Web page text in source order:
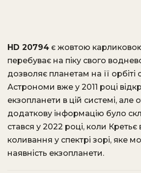
HD 20794 є жовтою
перебуває на піку свого
дозволяє планетам на її орбіті
Астрономи вже у 2011 році
екзопланети в цій системі, але
додаткову інформацію було
стався у 2022 році, коли
коливання у спектрі зорі, яке
наявність екзопланети.